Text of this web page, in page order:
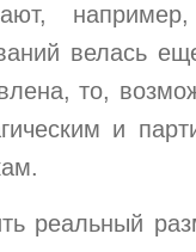
например,
велась
то,
и
реальный